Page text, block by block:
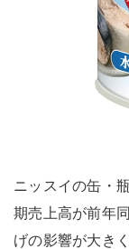
ニッスイの缶・
期売上高が前年
げの影響が大き